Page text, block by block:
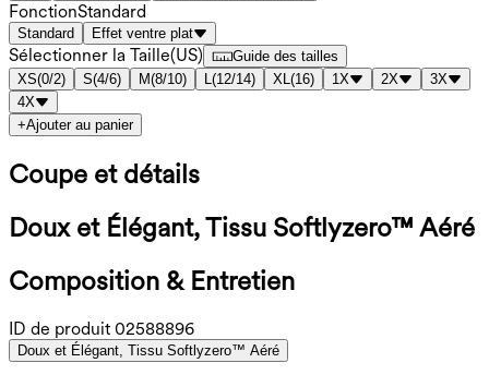
FonctionStandard
Standard Effet ventre plat
Sélectionner la Taille(US)
Guide des tailles
XS(0/2) S(4/6) M(8/10) L(12/14) XL(16) 1X 2X
3X
4X
+Ajouter au panier
Coupe et détails
Doux et Élégant, Tissu Softlyzero™ Aéré
Composition & Entretien
ID de produit 02588896
Doux et Élégant, Tissu Softlyzero™ Aéré